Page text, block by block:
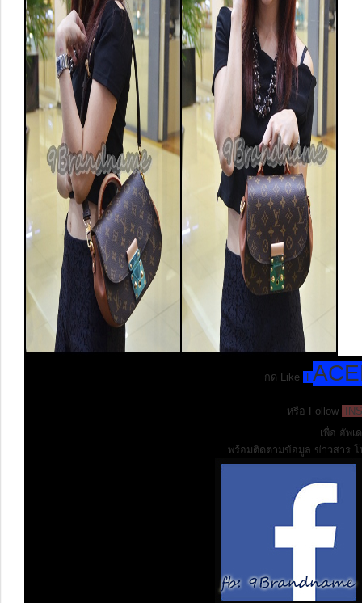
กด Like F
หรือ Follow
เพื่อ อัพ
พร้อมติดตามข้อมูล ข่าวสาร